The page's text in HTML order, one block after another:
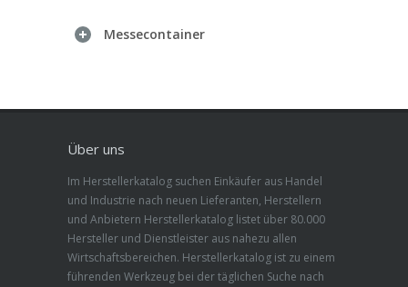
Messecontainer
Über uns
Im Herstellerkatalog suchen Einkäufer aus Handel
und Industrie nach neuen Lieferanten, Herstellern
und Anbietern Herstellerkatalog listet über 80.000
Hersteller und Dienstleister aus nahezu allen
Wirtschaftsbereichen. Herstellerkatalog ist zu einem
führenden Werkzeug bei der täglichen Suche nach